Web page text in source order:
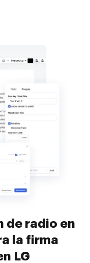
de radio en
la firma
LG